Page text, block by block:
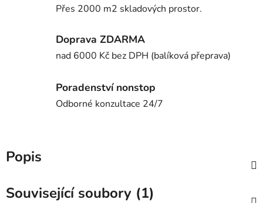
Přes 2000 m2 skladových prostor.
Doprava ZDARMA
nad 6000 Kč bez DPH (balíková přeprava)
Poradenství nonstop
Odborné konzultace 24/7
Popis
Související soubory (1)